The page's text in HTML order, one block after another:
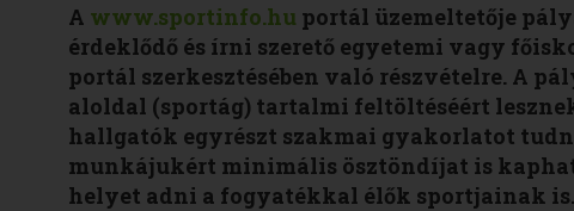
A www.sportinfo.hu portál üzemeltetője
érdeklődő és írni szerető egyetemi vagy
portál szerkesztésében való részvételre. A
aloldal (sportág) tartalmi feltöltéséért
hallgatók egyrészt szakmai gyakorlatot
munkájukért minimális ösztöndíjat is
helyet adni a fogyatékkal élők sportjainak is.